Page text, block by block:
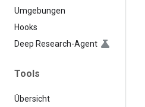
Umgebungen
Hooks
Deep Research-Agent
Tools
Übersicht